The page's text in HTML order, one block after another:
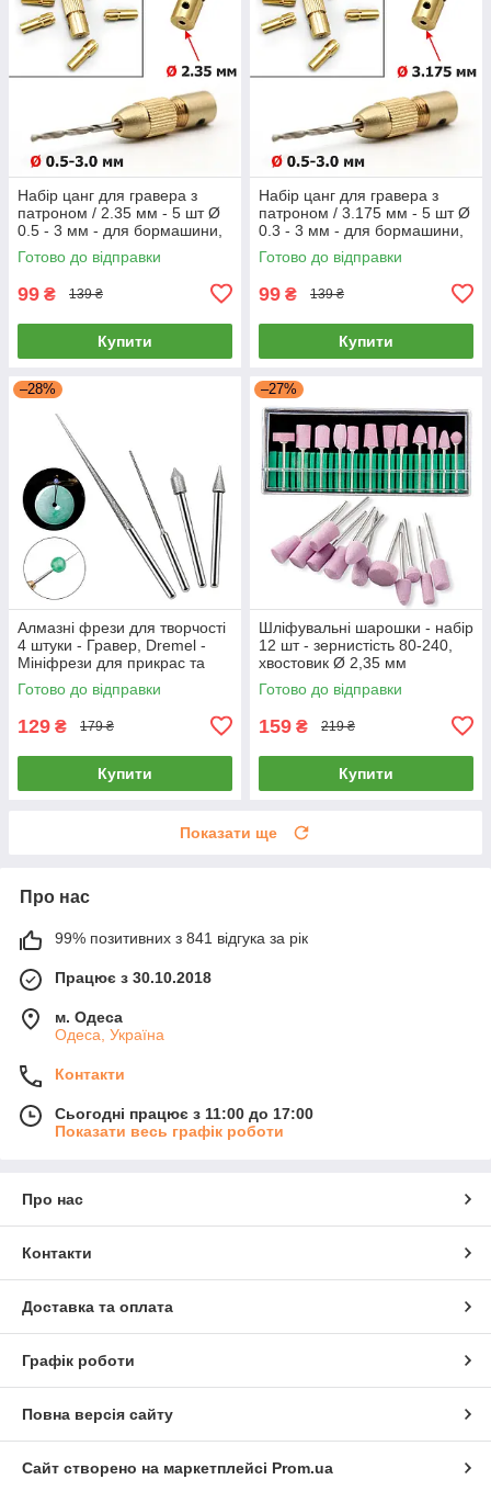
Набір цанг для гравера з
патроном / 2.35 мм - 5 шт Ø
0.5 - 3 мм - для бормашини,
мінідрилі, Dremel
Готово до відправки
99 ₴ 139 ₴
Купити
Набір цанг для гравера з
патроном / 3.175 мм - 5 шт Ø
0.3 - 3 мм - для бормашини,
мінідрилі, Dremel
Готово до відправки
99 ₴ 139 ₴
Купити
–28%
Алмазні фрези для творчості
4 штуки - Гравер, Dremel -
Мініфрези для прикрас та
бісеру
Готово до відправки
129 ₴ 179 ₴
Купити
–27%
Шліфувальні шарошки - набір
12 шт - зернистість 80-240,
хвостовик Ø 2,35 мм
Готово до відправки
159 ₴ 219 ₴
Купити
Показати ще
Про нас
99% позитивних з 841 відгука за рік
Працює з 30.10.2018
м. Одеса
Одеса, Україна
Контакти
Сьогодні працює з 11:00 до 17:00
Показати весь графік роботи
Про нас
Контакти
Доставка та оплата
Графік роботи
Повна версія сайту
Сайт створено на маркетплейсі Prom.ua